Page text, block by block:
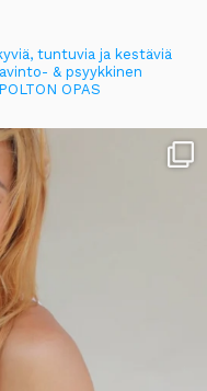
tuntuvia ja kestäviä
& psyykkinen
OPAS